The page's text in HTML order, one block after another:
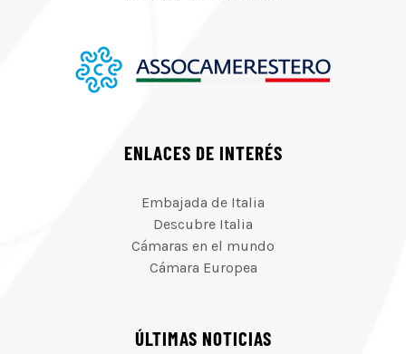
ENLACES DE INTERÉS
Embajada de Italia
Descubre Italia
Cámaras en el mundo
Cámara Europea
ÚLTIMAS NOTICIAS